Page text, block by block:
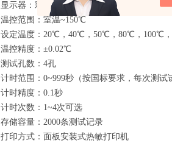
显示器：彩色LCD显示器+触摸屏
温控范围：室温~150℃
设定温度：20℃，40℃，50℃，80℃，100℃，
温控精度： ±0.02℃
测试孔数：4孔
计时范围：0~999秒（按国标要求，每次测试
计时精度：0.1秒
计时次数：1~4次可选
存储容量：2000条测试记录
打印方式：面板安装式热敏打印机